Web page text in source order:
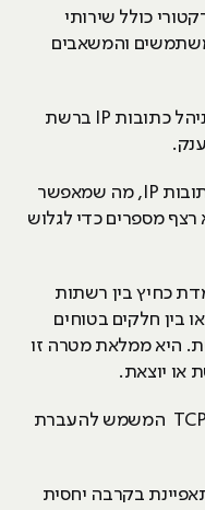
כולל שירותי
והמשאבים
– שירות אוטומטי לחלוקת וניהל כתובות IP ברשת
– שירות של תרגום שמות לכתובות IP, מה שמאפשר
מספרים כדי לגלוש
כחיץ בין רשתות
בין חלקים בטוחים
היא ממלאת מטרה זו
או יוצאת.
– פרוטוקול תקשורת על בסיסTCP המשמש להעברת
בקרבה יחסית